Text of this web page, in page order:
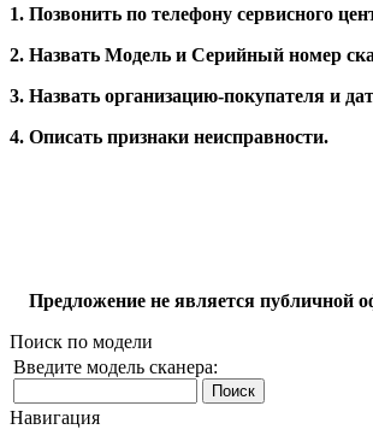
1. Позвонить по телефону сервисного
2. Назвать Модель и Серийный номер
3. Назвать организацию-покупателя и
4. Описать признаки неисправности.
Предложение не является публичной
Поиск по модели
Введите модель сканера:
Навигация